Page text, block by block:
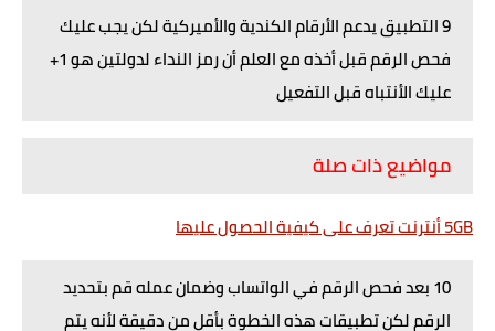
9 التطبيق يدعم الأرقام الكندية والأميركية لكن يجب عليك
فحص الرقم قبل أخذه مع العلم أن رمز النداء لدولتين هو 1+
عليك الأنتباه قبل التفعيل
مواضيع ذات صلة
5GB أنترنت تعرف على كيفية الحصول عليها
10 بعد فحص الرقم في الواتساب وضمان عمله قم بتحديد
الرقم لكن تطبيقات هذه الخطوة بأقل من دقيقة لأنه يتم